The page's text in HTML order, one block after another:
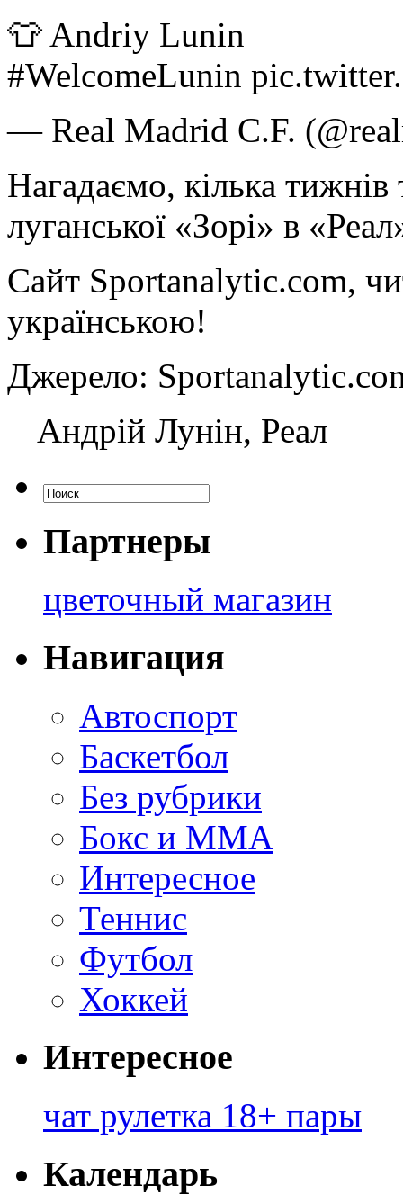
👕 Andriy Lunin
#WelcomeLunin
— Real Madrid C.F.
Нагадаємо, кілька
луганської «Зорі» в
Сайт Sportanalytic.com,
українською!
Джерело:
Андрій Лунін, Реал
Партнеры
цветочный магазин
Навигация
Автоспорт
Баскетбол
Без рубрики
Бокс и ММА
Интересное
Теннис
Футбол
Хоккей
Интересное
чат рулетка 18+ пары
Календарь